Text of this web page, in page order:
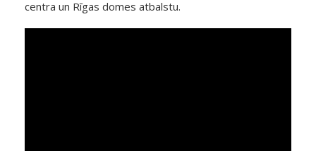
centra un Rīgas domes atbalstu.